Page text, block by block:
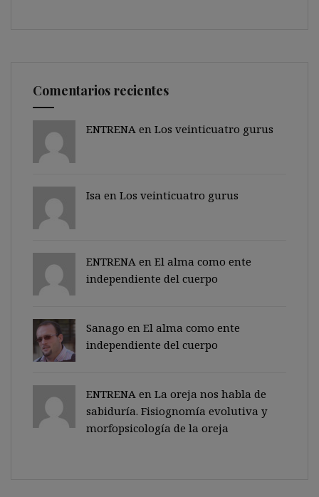
Comentarios recientes
ENTRENA en Los veinticuatro gurus
Isa en Los veinticuatro gurus
ENTRENA en El alma como ente
independiente del cuerpo
Sanago en El alma como ente
independiente del cuerpo
ENTRENA en La oreja nos habla de
sabiduría. Fisiognomía evolutiva y
morfopsicología de la oreja